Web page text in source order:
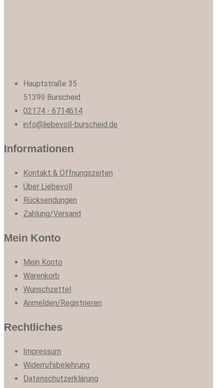
Hauptstraße 35
51399 Burscheid
02174 - 6714614
info@liebevoll-burscheid.de
Informationen
Kontakt & Öffnungszeiten
Über Liebevoll
Rücksendungen
Zahlung/Versand
Mein Konto
Mein Konto
Warenkorb
Wunschzettel
Anmelden/Registrieren
Rechtliches
Impressum
Widerrufsbelehrung
Datenschutzerklärung